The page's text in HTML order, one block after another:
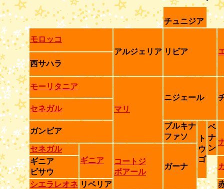
チュニジア
モロッコ
アルジェリア リビア
西サハラ
モーリタニア
マリ
ニジェール
セネガル
ガンビア
ブルキナ
ファソ
ト
ウ
ゴ
ベ
ナ
ン
セネガル
ギニア
コートジ
ボアール
ガーナ
ギニア
ビサウ
シエラレオネ リベリア